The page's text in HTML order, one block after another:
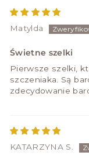
Matylda
Świetne szelki
Pierwsze szelki,
szczeniaka. Są
zdecydowanie
KATARZYNA S.